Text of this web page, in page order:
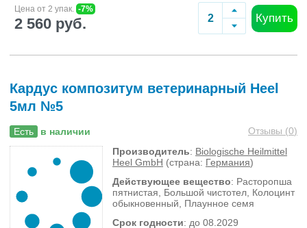
Цена от 2 упак. -7%
2 560 руб. Купить
Кардус композитум ветеринарный Heel
5мл №5
Есть в наличии Отзывы (0)
Производитель: Biologische Heilmittel
Heel GmbH (страна: Германия)
Действующее вещество: Расторопша
пятнистая, Большой чистотел, Колоцинт
обыкновенный, Плаунное семя
Срок годности: до 08.2029